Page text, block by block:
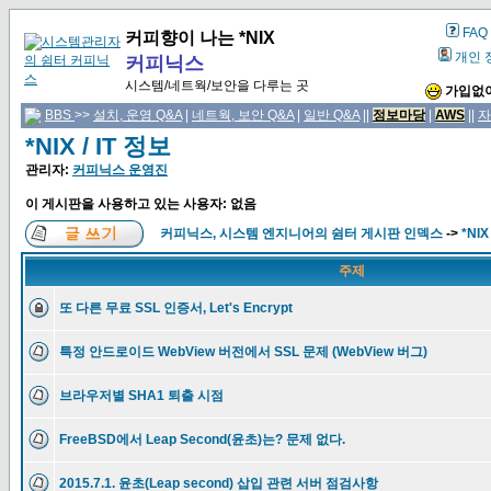
커피향이 나는 *NIX
커피닉스
시스템/네트웍/보안을 다루는 곳
FAQ
개인
가입없
BBS >> 설치, 운영 Q&A| 네트웍, 보안 Q&A| 일반 Q&A|| 정보마당| AWS
*NIX / IT 정보
관리자: 커피닉스 운영진
이 게시판을 사용하고 있는 사용자: 없음
커피닉스, 시스템 엔지니어의 쉼터 게시판 인덱스 -> *NIX
주제
또 다른 무료 SSL 인증서, Let's Encrypt
특정 안드로이드 WebView 버전에서 SSL 문제 (WebView 버그)
브라우저별 SHA1 퇴출 시점
FreeBSD에서 Leap Second(윤초)는? 문제 없다.
2015.7.1. 윤초(Leap second) 삽입 관련 서버 점검사항